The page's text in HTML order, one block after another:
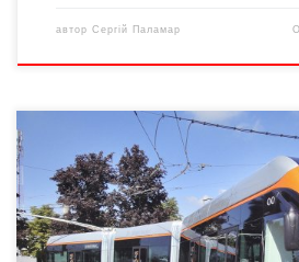
автор Сергій Паламар
Він може їздити без контакту з
Бельгійський виробник пасажирського
представить на виставці автобусів
(Бельгія) 20 жовтня інноваційну